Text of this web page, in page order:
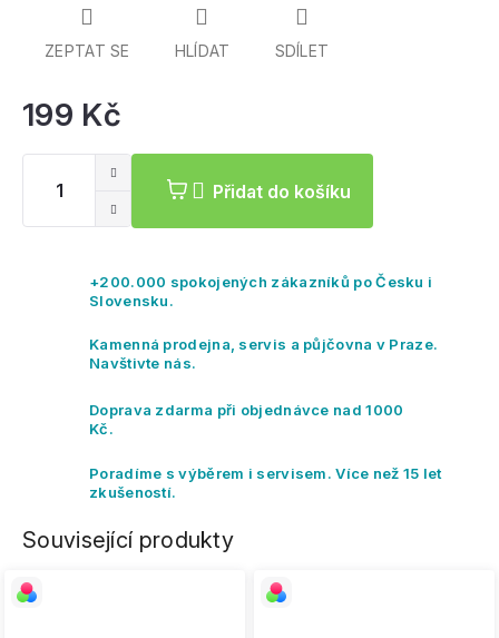
199 Kč
Přidat do košíku
ZEPTAT SE HLÍDAT SDÍLET
+200.000 spokojených zákazníků po Česku i
Slovensku.
Kamenná prodejna, servis a půjčovna v Praze.
Navštivte nás.
Doprava zdarma při objednávce nad 1000
Kč.
Poradíme s výběrem i servisem. Více než 15 let
zkušeností.
Související produkty